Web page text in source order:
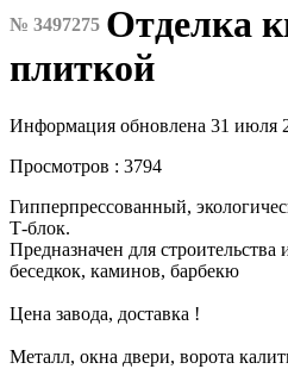
№ 3497275 Отделка
плиткой
Информация обновлена 31 июля
Просмотров : 3794
Гипперпрессованный,
Т-блок.
Предназначен для
беседкок, каминов, барбекю
Цена завода, доставка !
Металл, окна двери, ворота